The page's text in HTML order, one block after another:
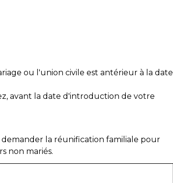
ou l'union civile est antérieur à la date
avant la date d'introduction de votre
la réunification familiale pour
non mariés.